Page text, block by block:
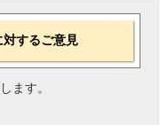
するご意見
ます。